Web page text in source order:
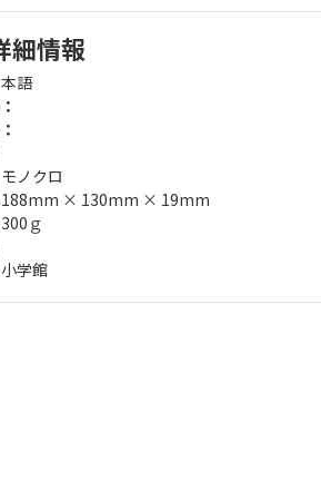
細情報
語
モノクロ
188mm × 130mm × 19mm
300ｇ
小学館